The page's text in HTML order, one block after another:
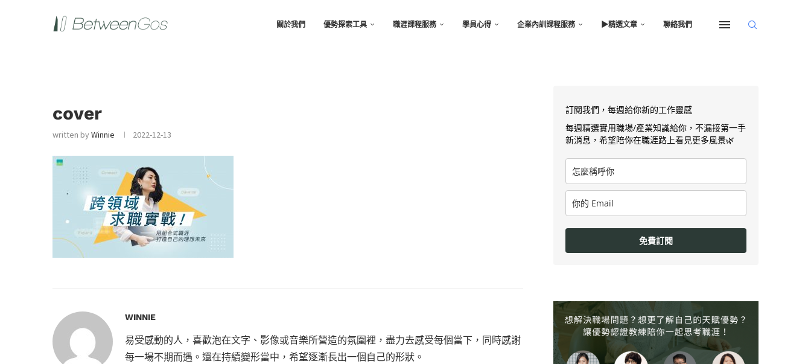
關於我們 優勢探索工具 職涯課程服務 學員心得 企業內訓課程服務 ▶︎精選文章 聯絡我們
cover
written byWinnie 2022-12-13
WINNIE
易受感動的人，喜歡泡在文字、影像或音樂所營造的氛圍裡，盡力去感受每個當下，同時感謝
每一場不期而遇。還在持續變形當中，希望逐漸長出一個自己的形狀。
訂閱我們，每週給你新的工作靈感
每週精選實用職場/產業知識給你，不漏接第一手
新消息，希望陪你在職涯路上看見更多風景🌿
免費訂閱